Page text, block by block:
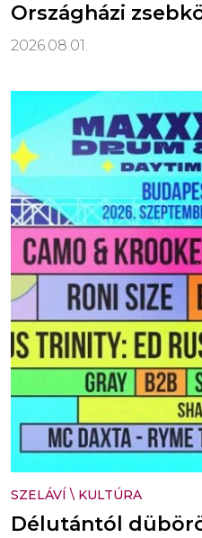
Országházi
2026.08.01.
SZELÁVÍ \ KULTÚRA
Délutántól